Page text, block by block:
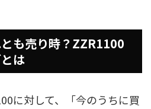
も売り時？ZZR1100
は
に対して、「今のうちに買